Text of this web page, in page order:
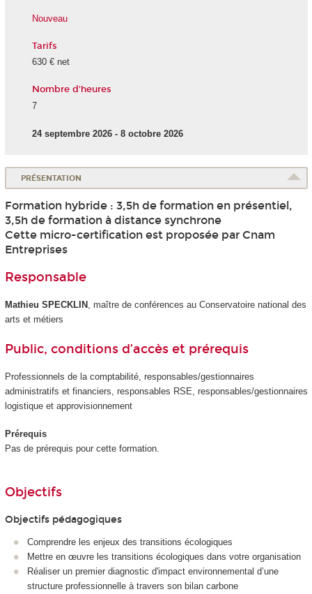
Nouveau
Tarifs
630 € net
Nombre d'heures
7
24 septembre 2026 - 8 octobre 2026
PRÉSENTATION
Formation hybride : 3,5h de formation en présentiel,
3,5h de formation à distance synchrone
Cette micro-certification est proposée par Cnam
Entreprises
Responsable
Mathieu SPECKLIN , maître de conférences au Conservatoire national des
arts et métiers
Public, conditions d’accès et prérequis
Professionnels de la comptabilité, responsables/gestionnaires
administratifs et financiers, responsables RSE, responsables/gestionnaires
logistique et approvisionnement
Prérequis
Pas de prérequis pour cette formation.
Objectifs
Objectifs pédagogiques
Comprendre les enjeux des transitions écologiques
Mettre en œuvre les transitions écologiques dans votre organisation
Réaliser un premier diagnostic d'impact environnemental d’une
structure professionnelle à travers son bilan carbone